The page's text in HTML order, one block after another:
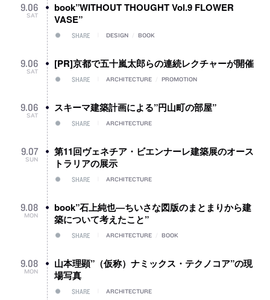
9.06
SAT
book”WITHOUT THOUGHT Vol.9 FLOWER
VASE”
SHARE DESIGN BOOK
9.06
SAT
[PR]京都で五十嵐太郎らの連続レクチャーが開催
SHARE ARCHITECTURE PROMOTION
9.06
SAT
スキーマ建築計画による”円山町の部屋”
SHARE ARCHITECTURE
9.07
SUN
第11回ヴェネチア・ビエンナーレ建築展のオース
トラリアの展示
SHARE ARCHITECTURE
9.08
MON
book”石上純也―ちいさな図版のまとまりから建
築について考えたこと”
SHARE ARCHITECTURE BOOK
9.08
MON
山本理顕”（仮称）ナミックス・テクノコア”の現
場写真
SHARE ARCHITECTURE